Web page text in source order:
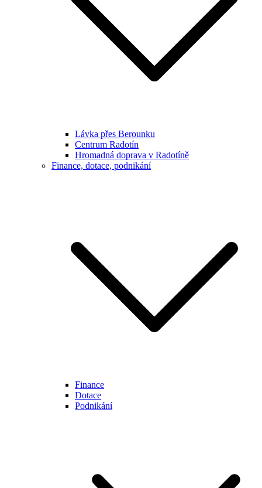
Lávka přes Berounku
Centrum Radotín
Hromadná doprava v Radotíně
Finance, dotace, podnikání
Finance
Dotace
Podnikání